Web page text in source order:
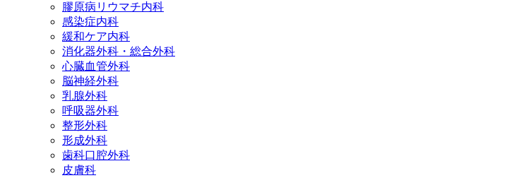
膠原病リウマチ内科
感染症内科
緩和ケア内科
消化器外科・総合外科
心臓血管外科
脳神経外科
乳腺外科
呼吸器外科
整形外科
形成外科
歯科口腔外科
皮膚科